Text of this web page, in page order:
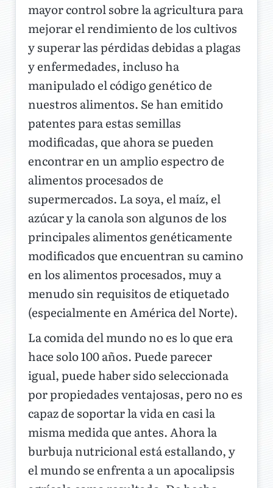
mayor control sobre la agricultura para
mejorar el rendimiento de los cultivos
y superar las pérdidas debidas a plagas
y enfermedades, incluso ha
manipulado el código genético de
nuestros alimentos. Se han emitido
patentes para estas semillas
modificadas, que ahora se pueden
encontrar en un amplio espectro de
alimentos procesados de
supermercados. La soya, el maíz, el
azúcar y la canola son algunos de los
principales alimentos genéticamente
modificados que encuentran su camino
en los alimentos procesados, muy a
menudo sin requisitos de etiquetado
(especialmente en América del Norte).
La comida del mundo no es lo que era
hace solo 100 años. Puede parecer
igual, puede haber sido seleccionada
por propiedades ventajosas, pero no es
capaz de soportar la vida en casi la
misma medida que antes. Ahora la
burbuja nutricional está estallando, y
el mundo se enfrenta a un apocalipsis